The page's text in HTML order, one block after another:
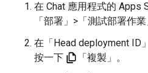
在 Chat 應用程式的 Apps
「部署」 > 「測試部署作業
在「Head deployment ID
按一下
「複製」 。